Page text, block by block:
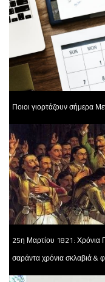
Ποιοι γιορτάζουν σήμερα
25η Μαρτίου 1821: Χρόνια
σαράντα χρόνια σκλαβιά &